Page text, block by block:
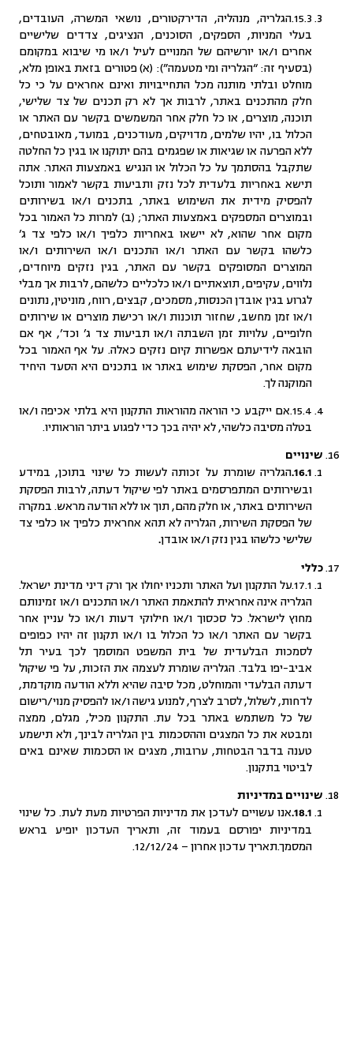
15.3.הגלריה, מנהליה, הדירקטורים, נושאי המשרה, העובדים,
בעלי המניות, הספקים, הסוכנים, הנציגים, צדדים שלישיים
אחרים ו/או יורשיהם של המנויים לעיל ו/או מי שיבוא במקומם
(בסעיף זה: “הגלריה ומי מטעמה”): (א) פטורים בזאת באופן מלא,
מוחלט ובלתי מותנה מכל התחייבויות ואינם אחראים על כי כל
חלק מהתכנים באתר, לרבות אך לא רק תכנים של צד שלישי,
תוכנה, מוצרים, או כל חלק אחר המשמשים בקשר עם האתר או
הכלול בו, יהיו שלמים, מדויקים, מעודכנים, במועד, מאובטחים,
ללא הפרעה או שגיאות או שפגמים בהם יתוקנו או בגין כל החלטה
שתקבל בהסתמך על כל הכלול או הנגיש באמצעות האתר. אתה
תישא באחריות בלעדית לכל נזק ותביעות בקשר לאמור ותוכל
להפסיק מידית את השימוש באתר, בתכנים ו/או בשירותים
ובמוצרים המספקים באמצעות האתר; (ב) למרות כל האמור בכל
מקום אחר שהוא, לא יישאו באחריות כלפיך ו/או כלפי צד ג’
כלשהו בקשר עם האתר ו/או התכנים ו/או השירותים ו/או
המוצרים המסופקים בקשר עם האתר, בגין נזקים מיוחדים,
נלווים, עקיפים, תוצאתיים ו/או כלכליים כלשהם, לרבות אך מבלי
לגרוע בגין אובדן הכנסות, מסמכים, קבצים, רווח, מוניטין, נתונים
ו/או זמן מחשב, שחזור תוכנות ו/או רכישת מוצרים או שירותים
חלופיים, עלויות זמן השבתה ו/או תביעות צד ג’ וכד’, אף אם
הובאה לידיעתם ​​אפשרות קיום נזקים כאלה. על אף האמור בכל
מקום אחר, הפסקת שימוש באתר או בתכנים היא הסעד היחיד
המוקנה לך.
15.4.אם ייקבע כי הוראה מהוראות התקנון היא בלתי אכיפה ו/או
בטלה מסיבה כלשהי, לא יהיה בכך כדי לפגוע ביתר הוראותיו.
שינויים
16.1.הגלריה שומרת על זכותה לעשות כל שינוי בתוכן, במידע
ובשירותים המתפרסמים באתר לפי שיקול דעתה, לרבות הפסקת
השירותים באתר, או חלק מהם, תוך או ללא הודעה מראש. במקרה
של הפסקת השירות, הגלריה לא תהא אחראית כלפיך או כלפי צד
שלישי כלשהו בגין נזק ו/או אובדן.
כללי
17.1.על התקנון ועל האתר ותכניו יחולו אך ורק דיני מדינת ישראל.
הגלריה אינה אחראית להתאמת האתר ו/או התכנים ו/או זמינותם
מחוץ לישראל. כל סכסוך ו/או חילוקי דעות ו/או כל עניין אחר
בקשר עם האתר ו/או כל הכלול בו ו/או תקנון זה יהיו כפופים
לסמכות הבלעדית של בית המשפט המוסמך לכך בעיר תל
אביב-יפו בלבד. הגלריה שומרת לעצמה את הזכות, על פי שיקול
דעתה הבלעדי והמוחלט, מכל סיבה שהיא וללא הודעה מוקדמת,
לדחות, לשלול, לסרב לצרף, למנוע גישה ו/או להפסיק מנוי/רישום
של כל משתמש באתר בכל עת. התקנון מכיל, מגלם, ממצה
ומבטא את כל המצגים וההסכמות בין הגלריה לבינך, ולא תישמע
טענה בדבר הבטחות, ערובות, מצגים או הסכמות שאינם באים
לביטוי בתקנון.
שינויים במדיניות
18.1. אנו עשויים לעדכן את מדיניות הפרטיות מעת לעת. כל שינוי
במדיניות יפורסם בעמוד זה, ותאריך העדכון יופיע בראש
המסמך.תאריך עדכון אחרון – 12/12/24.